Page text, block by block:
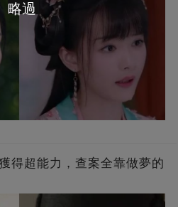
得超能力，查案全靠做夢的
略過